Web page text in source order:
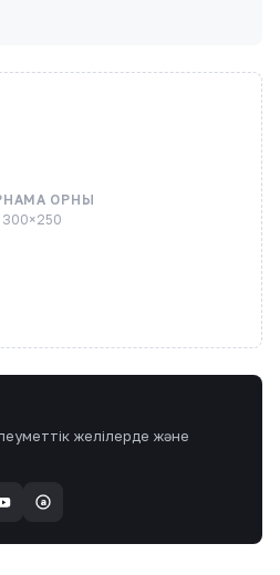
ОРНЫ
300×250
желілерде және
a